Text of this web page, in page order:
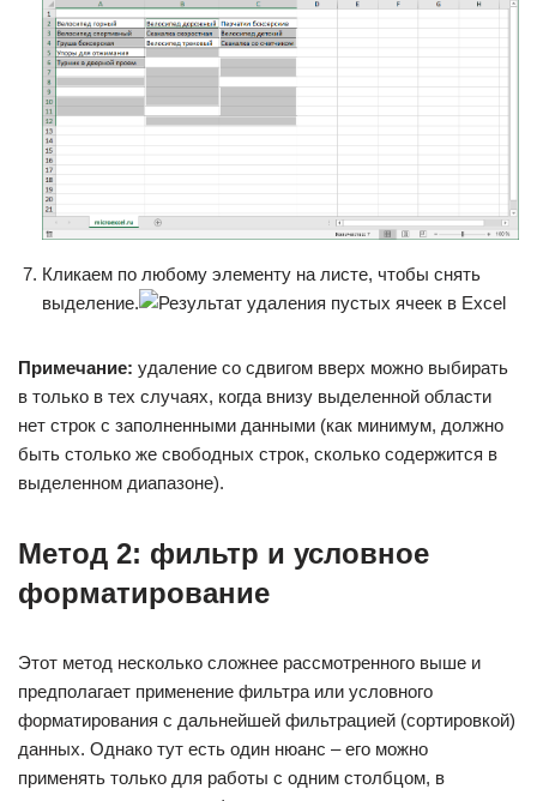
Кликаем по любому элементу на листе, чтобы снять
выделение.
Примечание: удаление со сдвигом вверх можно выбирать
в только в тех случаях, когда внизу выделенной области
нет строк с заполненными данными (как минимум, должно
быть столько же свободных строк, сколько содержится в
выделенном диапазоне).
Метод 2: фильтр и условное
форматирование
Этот метод несколько сложнее рассмотренного выше и
предполагает применение фильтра или условного
форматирования с дальнейшей фильтрацией (сортировкой)
данных. Однако тут есть один нюанс – его можно
применять только для работы с одним столбцом, в